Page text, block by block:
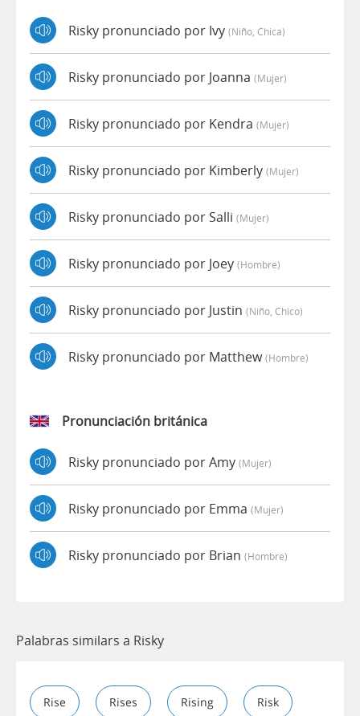
Risky pronunciado por Ivy (niño, Chica)
Risky pronunciado por Joanna (mujer)
Risky pronunciado por Kendra (mujer)
Risky pronunciado por Kimberly (mujer)
Risky pronunciado por Salli (mujer)
Risky pronunciado por Joey (hombre)
Risky pronunciado por Justin (niño, Chico)
Risky pronunciado por Matthew(hombre)
Pronunciación británica
Risky pronunciado por Amy (mujer)
Risky pronunciado por Emma (mujer)
Risky pronunciado por Brian (hombre)
Palabras similars a Risky
Rise Rises Rising Risk